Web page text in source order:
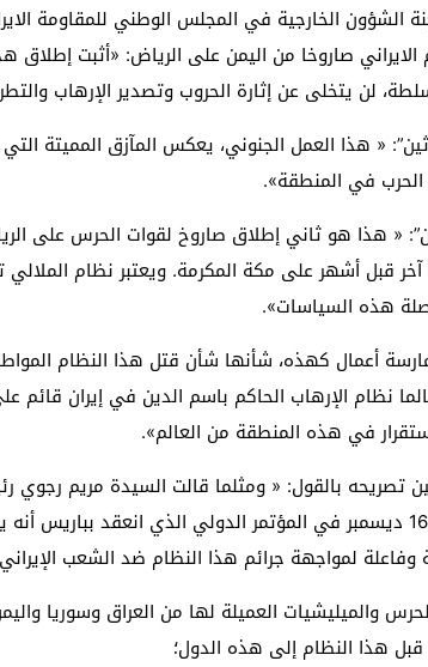
الشؤون الخارجية في المجلس الوطني للمقاومة
الايراني صاروخا من اليمن على الرياض: «أثبت إطلاق
لن يتخلى عن إثارة الحروب وتصدير الإرهاب
« هذا العمل الجنوني، يعكس المآزق المميتة التي
في المنطقة».
« هذا هو ثاني إطلاق صاروخ لقوات الحرس على
قبل أشهر على مكة المكرمة. ويعتبر نظام
هذه السياسات».
أعمال كهذه، شأنها شأن قتل هذا النظام
نظام الإرهاب الحاكم باسم الدين في إيران قائم
في هذه المنطقة من العالم».
تصريحه بالقول: « ومثلما قالت السيدة مريم رجوي
الإيرانية يوم 16 ديسمبر في المؤتمر الدولي الذي انعقد
لمواجهة جرائم هذا النظام ضد الشعب
والميليشيات العميلة لها من العراق وسوريا
هذا النظام إلى هذه الدول؛